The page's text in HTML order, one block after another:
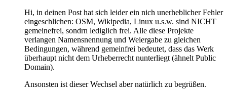
Hi, in deinen Post hat sich leider ein nich unerheblicher Fehler
eingeschlichen: OSM, Wikipedia, Linux u.s.w. sind NICHT
gemeinefrei, sondrn lediglich frei. Alle diese Projekte
verlangen Namensnennung und Weiergabe zu gleichen
Bedingungen, während gemeinfrei bedeutet, dass das Werk
überhaupt nicht dem Urheberrecht nunterliegt (ähnelt Public
Domain).
Ansonsten ist dieser Wechsel aber natürlich zu begrüßen.